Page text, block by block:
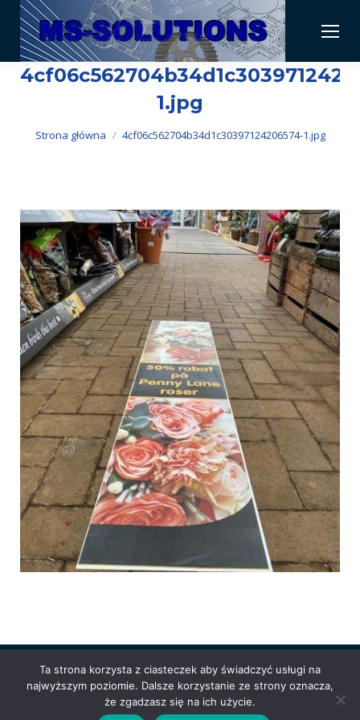
1.jpg
Jesteś tutaj:
Strona główna 4cf06c562704b34d1c30397124206574-1.jpg
Powered byAnetpol.pl| © MS-Solutions 2025
Logowanie / rejestracja
Polityka prywatności
Ta strona korzysta z ciasteczek aby świadczyć usługi na
najwyższym poziomie. Dalsze korzystanie ze strony oznacza,
że zgadzasz się na ich użycie.